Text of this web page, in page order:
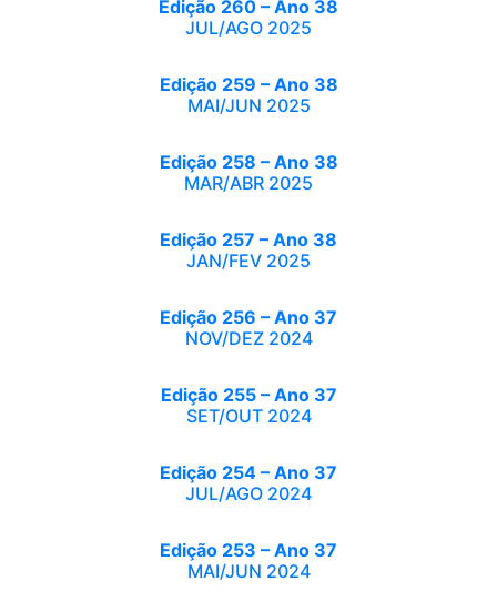
Edição 260 – Ano 38
JUL/AGO 2025
Edição 259 – Ano 38
MAI/JUN 2025
Edição 258 – Ano 38
MAR/ABR 2025
Edição 257 – Ano 38
JAN/FEV 2025
Edição 256 – Ano 37
NOV/DEZ 2024
Edição 255 – Ano 37
SET/OUT 2024
Edição 254 – Ano 37
JUL/AGO 2024
Edição 253 – Ano 37
MAI/JUN 2024